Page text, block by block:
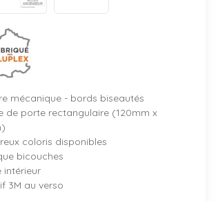
mécanique - bords biseautés
de porte rectangulaire (120mm x
coloris disponibles
bicouches
intérieur
3M au verso